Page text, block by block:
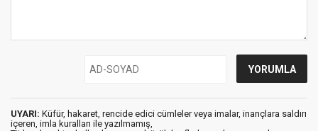
UYARI: Küfür, hakaret, rencide edici cümleler veya imalar, inançlara saldırı
içeren, imla kuralları ile yazılmamış,